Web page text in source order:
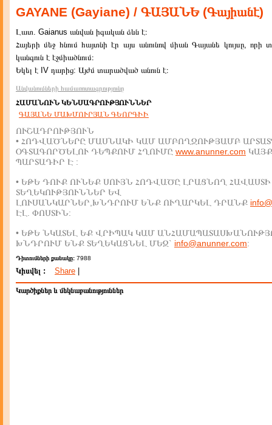
GAYANE (Gayiane) / ԳԱՅԱՆԵ (Գայիանէ)
Լատ. Gaianus անվան իգական ձևն է։
Հայերի մեջ հնում հայտնի էր այս անունով միան Գայանե կույսը, որի
կանգուն է էջմիածնում։
Եկել է IV դարից: Այժմ տարածված անուն է։
Անվանումների համառոտագրությունը
ՀԱՄԱՆՈՒՆ ԿԵՆՍԱԳՐՈՒԹՅՈՒՆՆԵՐ
ԳԱՅԱՆԵ ՄԱԽՄՈՒՐՅԱՆ ԳԵՈՐԳԻԻ
ՈՒՇԱԴՐՈՒԹՅՈՒՆ
• ՀՈԴՎԱԾՆԵՐԸ ՄԱՍՆԱԿԻ ԿԱՄ ԱՄԲՈՂՋՈՒԹՅԱՄԲ
ՕԳՏԱԳՈՐԾԵԼՈՒ ԴԵՊՔՈՒՄ ՀՂՈՒՄԸ www.anunner.com
ՊԱՐՏԱԴԻՐ Է :
• ԵԹԵ ԴՈՒՔ ՈՒՆԵՔ ՍՈՒՅՆ ՀՈԴՎԱԾԸ ԼՐԱՑՆՈՂ ՀԱՎԱՍՏԻ
ՏԵՂԵԿՈՒԹՅՈՒՆՆԵՐ ԵՎ
ԼՈՒՍԱՆԿԱՐՆԵՐ,ԽՆԴՐՈՒՄ ԵՆՔ ՈՒՂԱՐԿԵԼ ԴՐԱՆՔ
ԷԼ. ՓՈՍՏԻՆ:
• ԵԹԵ ՆԿԱՏԵԼ ԵՔ ՎՐԻՊԱԿ ԿԱՄ
ԽՆԴՐՈՒՄ ԵՆՔ ՏԵՂԵԿԱՑՆԵԼ ՄԵԶ` info@anunner.com:
Դիտումների քանակը: 7988
Կիսվել : Share
Կարծիքներ և մեկնաբանություններ